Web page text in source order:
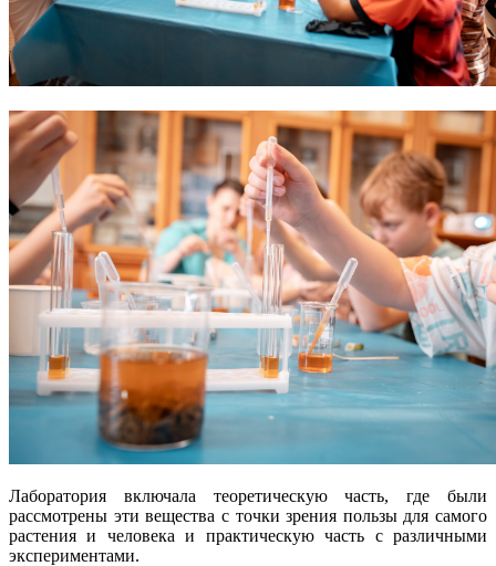
Лаборатория включала теоретическую часть, где были
рассмотрены эти вещества с точки зрения пользы для самого
растения и человека и практическую часть с различными
экспериментами.